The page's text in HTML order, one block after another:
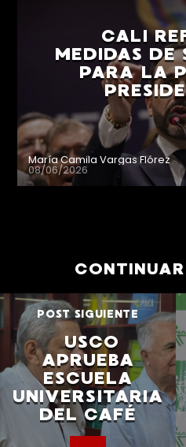
CALI
MEDIDAS DE
PARA LA
María Camila Vargas Flórez
08/06/2026
POST SIGUIENTE
USCO
APRUEBA
ESCUELA
UNIVERSITARIA
DEL CAFÉ